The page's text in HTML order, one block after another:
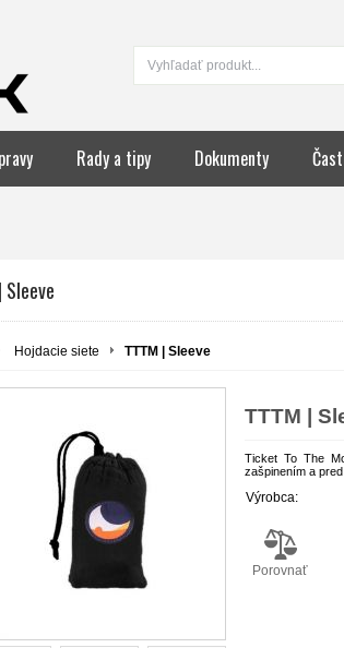
Rady a tipy Dokumenty
Sleeve
Hojdacie siete TTTM | Sleeve
TTTM |
Ticket To The
zašpinením a
Výrobca:
Porovnať